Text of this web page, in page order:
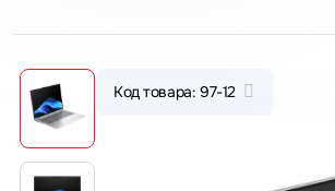
Код товара: 97-12